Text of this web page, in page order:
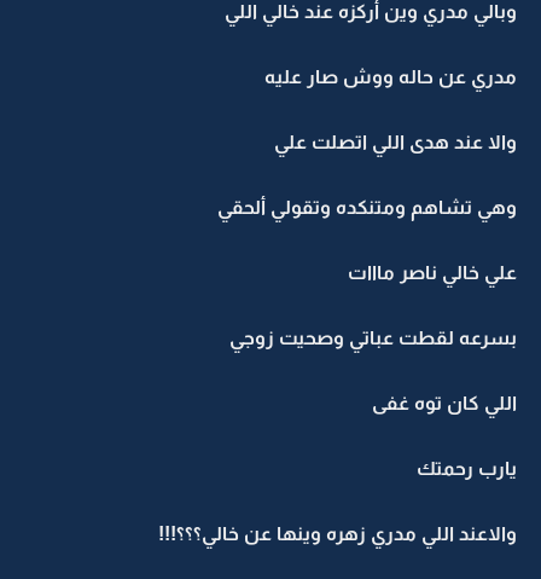
وبالي مدري وين أركزه عند خالي اللي
مدري عن حاله ووش صار عليه
والا عند هدى اللي اتصلت علي
وهي تشاهم ومتنكده وتقولي ألحقي
علي خالي ناصر مااات
بسرعه لقطت عباتي وصحيت زوجي
اللي كان توه غفى
يارب رحمتك
والاعند اللي مدري زهره وينها عن خالي؟؟؟!!!